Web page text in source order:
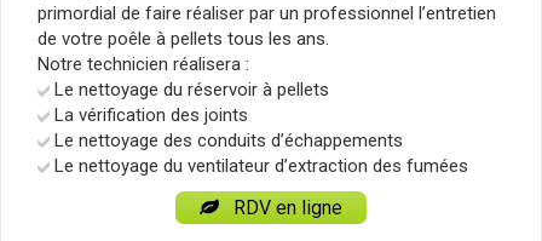
primordial de faire réaliser par un professionnel l’entretien
de votre poêle à pellets tous les ans.
Notre technicien réalisera :
Le nettoyage du réservoir à pellets
La vérification des joints
Le nettoyage des conduits d’échappements
Le nettoyage du ventilateur d’extraction des fumées
RDV en ligne